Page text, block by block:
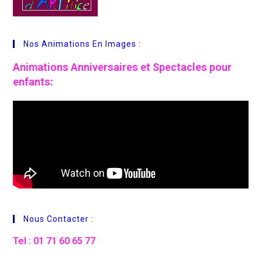
Nos Animations En Images :
Animations Anniversaires et Spectacles pour
enfants:
Nous Contacter :
Tel : 01 71 60 65 77